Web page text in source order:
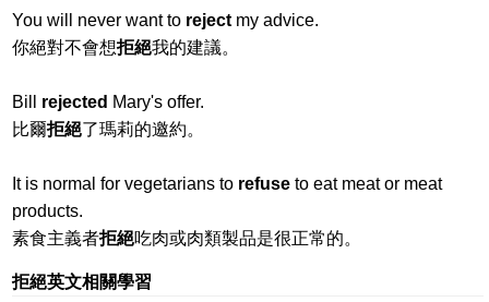
You will never want to reject my advice.
你絕對不會想拒絕我的建議。
Bill rejected Mary's offer.
比爾拒絕了瑪莉的邀約。
It is normal for vegetarians to refuse to eat meat or meat
products.
素食主義者拒絕吃肉或肉類製品是很正常的。
拒絕英文相關學習